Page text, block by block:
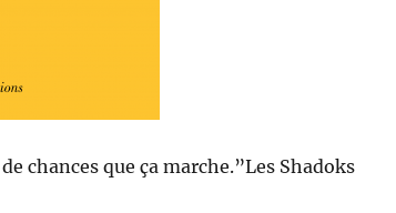
chances que ça marche.”Les Shadoks